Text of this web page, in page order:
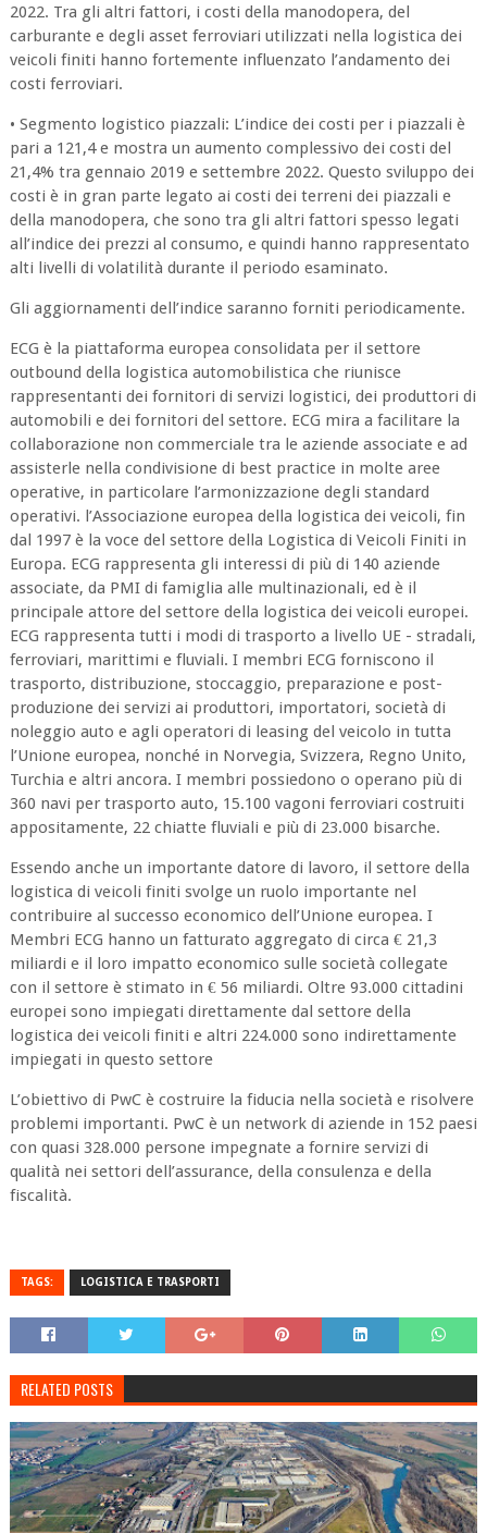
2022. Tra gli altri fattori, i costi della manodopera, del
carburante e degli asset ferroviari utilizzati nella logistica dei
veicoli finiti hanno fortemente influenzato l’andamento dei
costi ferroviari.
• Segmento logistico piazzali: L’indice dei costi per i piazzali è
pari a 121,4 e mostra un aumento complessivo dei costi del
21,4% tra gennaio 2019 e settembre 2022. Questo sviluppo dei
costi è in gran parte legato ai costi dei terreni dei piazzali e
della manodopera, che sono tra gli altri fattori spesso legati
all’indice dei prezzi al consumo, e quindi hanno rappresentato
alti livelli di volatilità durante il periodo esaminato.
Gli aggiornamenti dell’indice saranno forniti periodicamente.
ECG è la piattaforma europea consolidata per il settore
outbound della logistica automobilistica che riunisce
rappresentanti dei fornitori di servizi logistici, dei produttori di
automobili e dei fornitori del settore. ECG mira a facilitare la
collaborazione non commerciale tra le aziende associate e ad
assisterle nella condivisione di best practice in molte aree
operative, in particolare l’armonizzazione degli standard
operativi. l’Associazione europea della logistica dei veicoli, fin
dal 1997 è la voce del settore della Logistica di Veicoli Finiti in
Europa. ECG rappresenta gli interessi di più di 140 aziende
associate, da PMI di famiglia alle multinazionali, ed è il
principale attore del settore della logistica dei veicoli europei.
ECG rappresenta tutti i modi di trasporto a livello UE - stradali,
ferroviari, marittimi e fluviali. I membri ECG forniscono il
trasporto, distribuzione, stoccaggio, preparazione e post-
produzione dei servizi ai produttori, importatori, società di
noleggio auto e agli operatori di leasing del veicolo in tutta
l’Unione europea, nonché in Norvegia, Svizzera, Regno Unito,
Turchia e altri ancora. I membri possiedono o operano più di
360 navi per trasporto auto, 15.100 vagoni ferroviari costruiti
appositamente, 22 chiatte fluviali e più di 23.000 bisarche.
Essendo anche un importante datore di lavoro, il settore della
logistica di veicoli finiti svolge un ruolo importante nel
contribuire al successo economico dell’Unione europea. I
Membri ECG hanno un fatturato aggregato di circa € 21,3
miliardi e il loro impatto economico sulle società collegate
con il settore è stimato in € 56 miliardi. Oltre 93.000 cittadini
europei sono impiegati direttamente dal settore della
logistica dei veicoli finiti e altri 224.000 sono indirettamente
impiegati in questo settore
L’obiettivo di PwC è costruire la fiducia nella società e risolvere
problemi importanti. PwC è un network di aziende in 152 paesi
con quasi 328.000 persone impegnate a fornire servizi di
qualità nei settori dell’assurance, della consulenza e della
fiscalità.
TAGS: LOGISTICA E TRASPORTI
RELATED POSTS